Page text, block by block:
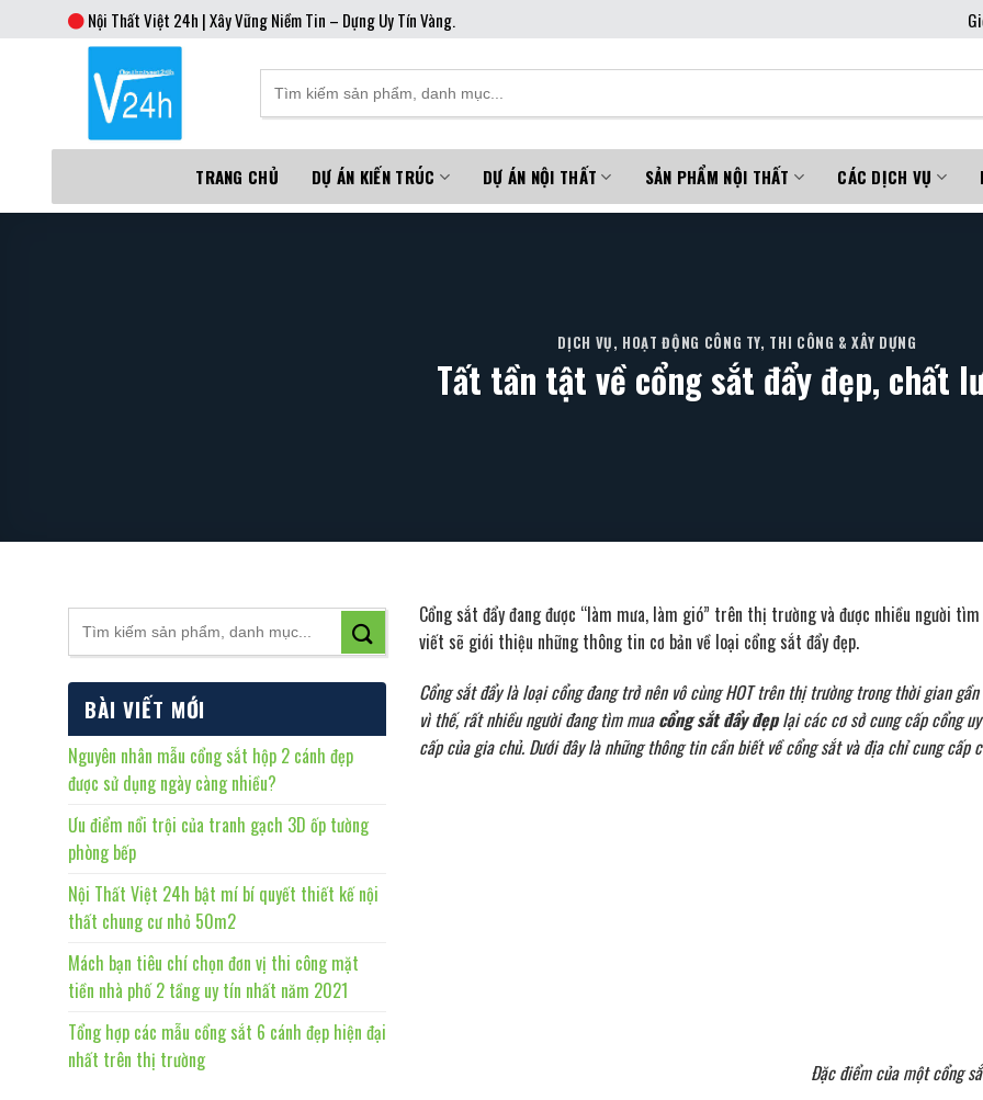
to
Nội Thất Việt 24h | Xây Vững Niềm Tin – Dựng Uy Tín Vàng.
TRANG CHỦ DỰ ÁN KIẾN TRÚC DỰ ÁN NỘI THẤT SẢN PHẨM NỘI THẤT CÁC DỊCH VỤ
DỊCH VỤ, HOẠT ĐỘNG CÔNG TY, THI CÔNG & XÂY DỰNG
Tất tần tật về cổng sắt đẩy đẹp, chất
BÀI VIẾT MỚI
Nguyên nhân mẫu cổng sắt hộp 2 cánh đẹp
được sử dụng ngày càng nhiều?
Ưu điểm nổi trội của tranh gạch 3D ốp tường
phòng bếp
Nội Thất Việt 24h bật mí bí quyết thiết kế nội
thất chung cư nhỏ 50m2
Mách bạn tiêu chí chọn đơn vị thi công mặt
tiền nhà phố 2 tầng uy tín nhất năm 2021
Tổng hợp các mẫu cổng sắt 6 cánh đẹp hiện đại
nhất trên thị trường
Cổng sắt đẩy đang được “làm mưa, làm gió” trên thị trường và được nhiều người
viết sẽ giới thiệu những thông tin cơ bản về loại cổng sắt đẩy đẹp.
Cổng sắt đẩy là loại cổng đang trở nên vô cùng HOT trên thị trường trong thời gian
vì thế, rất nhiều người đang tìm muacổng sắt đẩy đẹplại các cơ sở cung cấp cổng
cấp của gia chủ. Dưới đây là những thông tin cần biết về cổng sắt và địa chỉ cung cấp
Đặc điểm của một cổng